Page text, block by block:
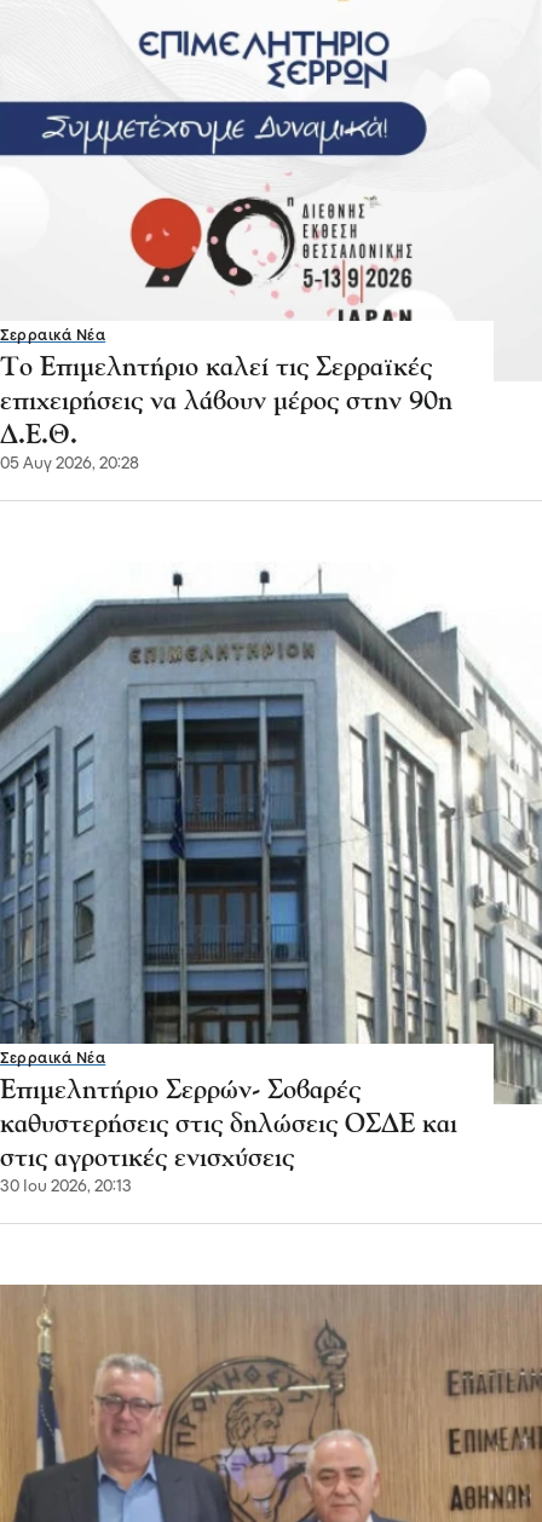
Σερραικά Νέα
Το Επιμελητήριο καλεί τις Σερραϊκές
επιχειρήσεις να λάβουν μέρος στην 90η
Δ.Ε.Θ.
05 Αυγ 2026, 20:28
Σερραικά Νέα
Επιμελητήριο Σερρών- Σοβαρές
καθυστερήσεις στις δηλώσεις ΟΣΔΕ και
στις αγροτικές ενισχύσεις
30 Ιου 2026, 20:13